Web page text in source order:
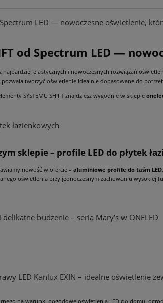
Spectrum LED — nowoczesne oświetlenie,
od Spectrum LED —
z najbardziej elastycznych i nowoczesnych rozwiązań
pozwala tworzyć oświetlenie idealnie dopasowane do
SYSTEMU SHIFT znajdziesz wygodnie w sklepie
łazienkowych
sklepie – profile LED do płytek
nowość w ofercie – aluminiowe profile do taśm LED
oświetlenia przy jednoczesnym zachowaniu wysokiej
delikatne budzenie – seria Mary’s w ONELED
LED Kanlux EXIN – idealne oświetlenie
na warunki pogodowe oświetlenia LED do domu,